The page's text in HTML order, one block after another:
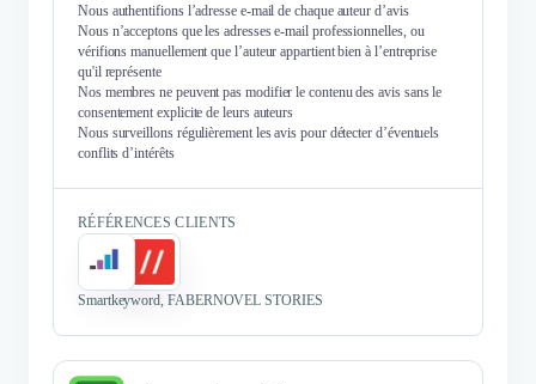
Nous authentifions l’adresse e-mail de chaque auteur d’avis
Nous n’acceptons que les adresses e-mail professionnelles, ou
vérifions manuellement que l’auteur appartient bien à l’entreprise
qu'il représente
Nos membres ne peuvent pas modifier le contenu des avis sans le
consentement explicite de leurs auteurs
Nous surveillons régulièrement les avis pour détecter d’éventuels
conflits d’intérêts
RÉFÉRENCES CLIENTS
Smartkeyword, FABERNOVEL STORIES